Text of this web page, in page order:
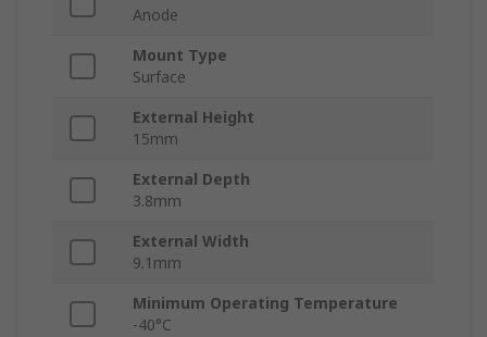
Anode
Mount Type
Surface
External Height
15mm
External Depth
3.8mm
External Width
9.1mm
Minimum Operating Temperature
-40°C